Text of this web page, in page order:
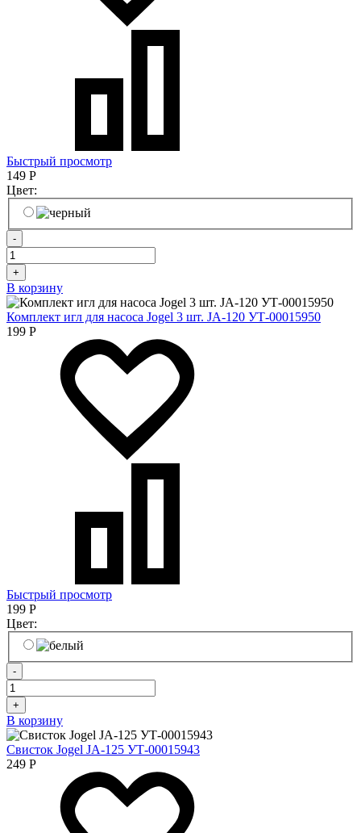
Быстрый просмотр
149 Р
Цвет:
-
+
В корзину
Комплект игл для насоса Jogel 3 шт. JA-120 УТ-00015950
199 Р
Быстрый просмотр
199 Р
Цвет:
-
+
В корзину
Свисток Jogel JA-125 УТ-00015943
249 Р